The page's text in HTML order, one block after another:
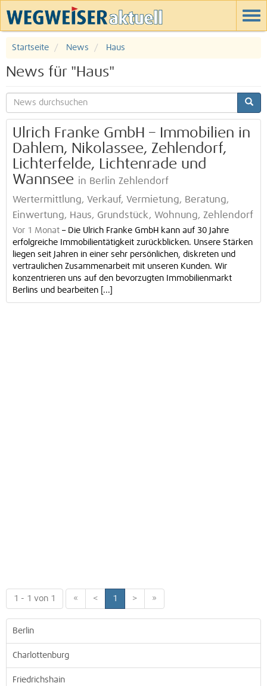
Startseite News Haus
News für "Haus"
Ulrich Franke GmbH – Immobilien in
Dahlem, Nikolassee, Zehlendorf,
Lichterfelde, Lichtenrade und
Wannsee in Berlin Zehlendorf
Wertermittlung, Verkauf, Vermietung, Beratung,
Einwertung, Haus, Grundstück, Wohnung, Zehlendorf
Vor 1 Monat – Die Ulrich Franke GmbH kann auf 30 Jahre
erfolgreiche Immobilientätigkeit zurückblicken. Unsere Stärken
liegen seit Jahren in einer sehr persönlichen, diskreten und
vertraulichen Zusammenarbeit mit unseren Kunden. Wir
konzentrieren uns auf den bevorzugten Immobilienmarkt
Berlins und bearbeiten [...]
1 - 1 von 1 « < 1 > »
Berlin
Charlottenburg
Friedrichshain